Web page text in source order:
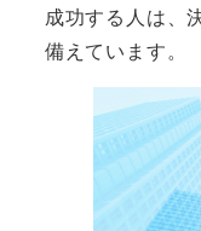
成功する人は、
備えています。